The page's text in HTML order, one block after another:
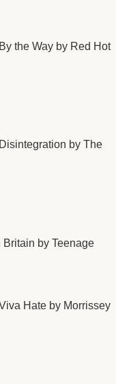
the Way by Red Hot
by The
by Teenage
Hate by Morrissey